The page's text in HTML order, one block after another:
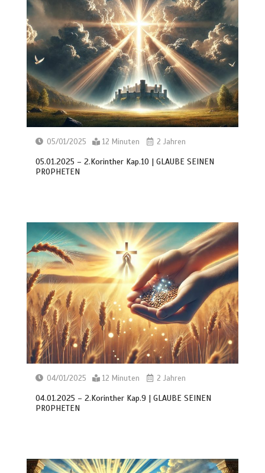
05/01/2025 12 Minuten 2 Jahren
05.01.2025 – 2.Korinther Kap.10 | GLAUBE SEINEN
PROPHETEN
04/01/2025 12 Minuten 2 Jahren
04.01.2025 – 2.Korinther Kap.9 | GLAUBE SEINEN
PROPHETEN